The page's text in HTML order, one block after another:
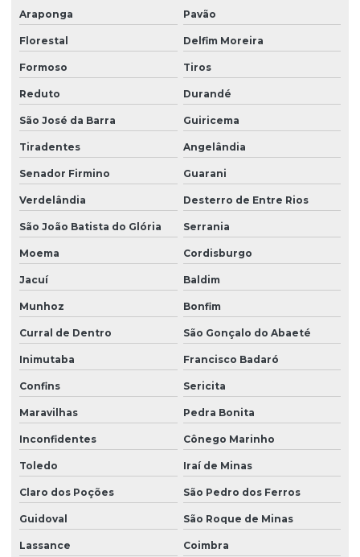
Araponga Pavão
Florestal Delfim Moreira
Formoso Tiros
Reduto Durandé
São José da Barra Guiricema
Tiradentes Angelândia
Senador Firmino Guarani
Verdelândia Desterro de Entre Rios
São João Batista do Glória Serrania
Moema Cordisburgo
Jacuí Baldim
Munhoz Bonfim
Curral de Dentro São Gonçalo do Abaeté
Inimutaba Francisco Badaró
Confins Sericita
Maravilhas Pedra Bonita
Inconfidentes Cônego Marinho
Toledo Iraí de Minas
Claro dos Poções São Pedro dos Ferros
Guidoval São Roque de Minas
Lassance Coimbra